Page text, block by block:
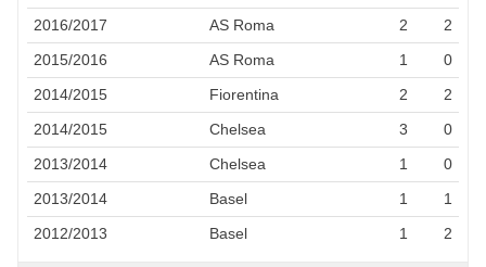
2016/2017
AS Roma 2
2
2015/2016
AS Roma 1
0
2014/2015
Fiorentina 2
2
2014/2015
Chelsea 3
0
2013/2014
Chelsea 1
0
2013/2014
Basel 1
1
2012/2013
Basel 1 2